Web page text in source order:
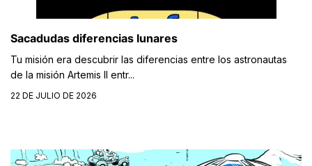
Sacadudas diferencias lunares
Tu misión era descubrir las diferencias entre los astronautas
de la misión Artemis II entr...
22 DE JULIO DE 2026